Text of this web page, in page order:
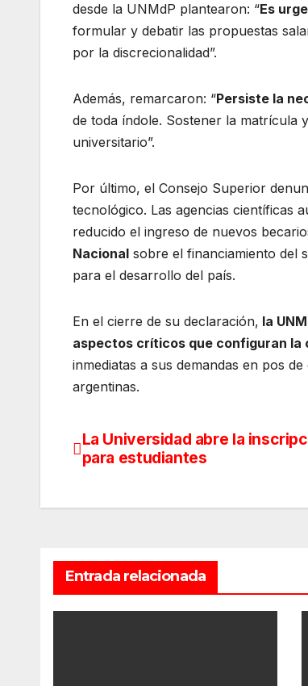
desde la UNMdP plantearon: “Es
formular y debatir las propuestas
por la discrecionalidad”.
Además, remarcaron: “Persiste la
de toda índole. Sostener la matrícula
universitario”.
Por último, el Consejo Superior
tecnológico. Las agencias científicas
reducido el ingreso de nuevos
Nacional sobre el financiamiento del
para el desarrollo del país.
En el cierre de su declaración, la
aspectos críticos que configuran
inmediatas a sus demandas en pos
argentinas.
Navegación
entradas
La Universidad abre la
para estudiantes
Entrada relacionada